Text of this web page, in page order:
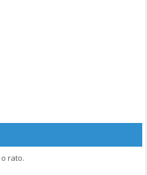
rato.